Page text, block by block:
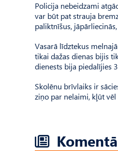
Policija nebeidzami
var būt pat strauja
paliktnīšus,
Vasarā līdztekus
tikai dažas dienas bijis
dienests bija piedalījies
Skolēnu brīvlaiks ir
ziņo par nelaimi, kļūt